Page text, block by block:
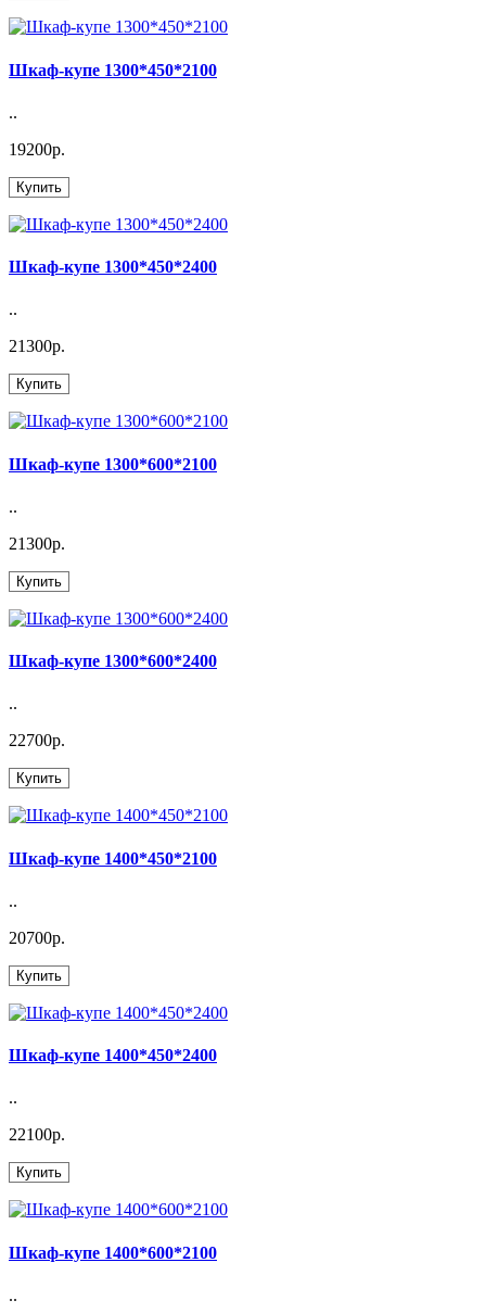
Шкаф-купе 1300*450*2100
..
19200р.
Купить
Шкаф-купе 1300*450*2400
..
21300р.
Купить
Шкаф-купе 1300*600*2100
..
21300р.
Купить
Шкаф-купе 1300*600*2400
..
22700р.
Купить
Шкаф-купе 1400*450*2100
..
20700р.
Купить
Шкаф-купе 1400*450*2400
..
22100р.
Купить
Шкаф-купе 1400*600*2100
..